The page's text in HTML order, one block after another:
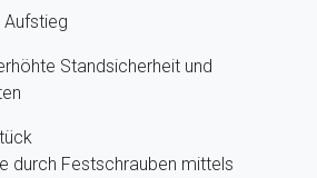
Standsicherheit und
durch Festschrauben mittels